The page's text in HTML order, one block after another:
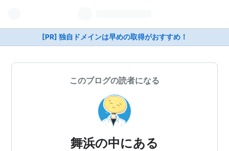
[PR] 独自ドメインは早めの取得がおすすめ！
このブログの読者になる
舞浜の中にある